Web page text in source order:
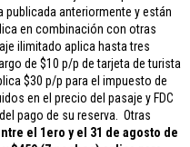
anteriormente y están
en combinación con otras
ilimitado aplica hasta tres
de $10 p/p de tarjeta de turista
$30 p/p para el impuesto de
en el precio del pasaje y FDC
pago de su reserva. Otras
el 1ero y el 31 de agosto de